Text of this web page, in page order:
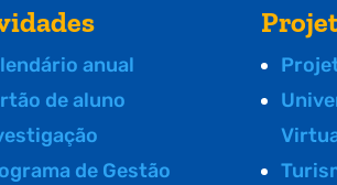
anual
de aluno
de Gestão